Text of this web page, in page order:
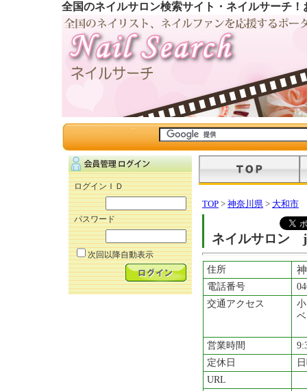
全国のネイルサロン検索サイト・ネイルサーチ
ログインＩＤ
パスワード
次回以降自動表示
TOP > 神奈川県 > 大和市
ネイルサロン
住所
電話番号
交通アクセス
営業時間
定休日
URL